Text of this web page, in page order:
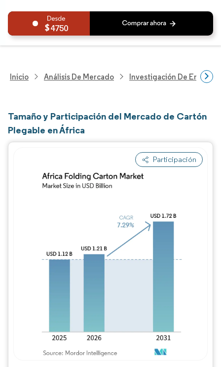
4750
Inicio Análisis De Mercado Investigación De Envases
Tamaño y Participación del Mercado de Cartón
Plegable en África
Participación